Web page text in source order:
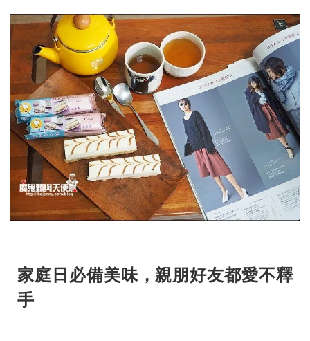
家庭日必備美味，親朋好友都愛不釋
手